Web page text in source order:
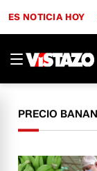
ES NOTICIA HOY
PRECIO